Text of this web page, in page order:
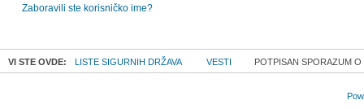
Zaboravili ste korisničko ime?
VI STE OVDE: LISTE SIGURNIH DRŽAVA VESTI POTPISAN SPORAZUM